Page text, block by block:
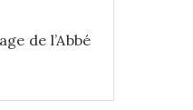
de l’Abbé